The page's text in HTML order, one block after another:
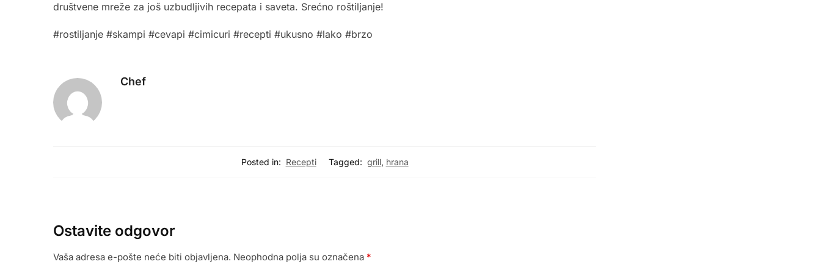
društvene mreže za još uzbudljivih recepata i saveta. Srećno roštiljanje!
#rostiljanje #skampi #cevapi #cimicuri #recepti #ukusno #lako #brzo
Chef
Posted in: Recepti Tagged: grill, hrana
Ostavite odgovor
Vaša adresa e-pošte neće biti objavljena. Neophodna polja su označena *